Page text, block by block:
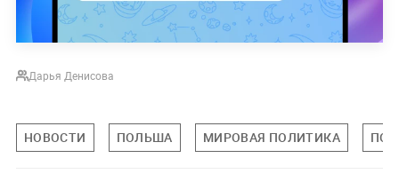
Дарья Денисова
НОВОСТИ ПОЛЬША МИРОВАЯ ПОЛИТИКА